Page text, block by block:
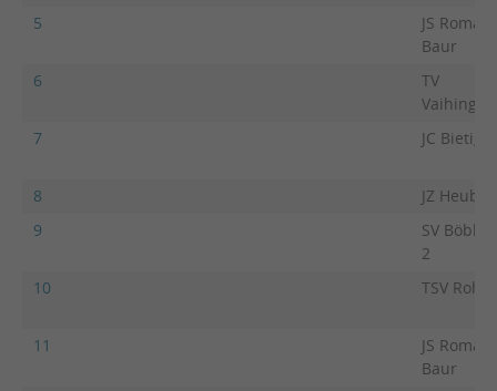
5
JS Roman
Baur
6
TV
7
JC
8
JZ
9
SV
2
10
TSV Rohr
11
JS Roman
Baur